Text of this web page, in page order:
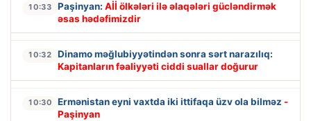
10:33 Paşinyan: Aİİ ölkələri ilə əlaqələri gücləndirmək
əsas hədəfimizdir
10:32
Dinamo məğlubiyyətindən sonra sərt narazılıq:
Kapitanların fəaliyyəti ciddi suallar doğurur
10:30 Ermənistan eyni vaxtda iki ittifaqa üzv ola bilməz -
Paşinyan